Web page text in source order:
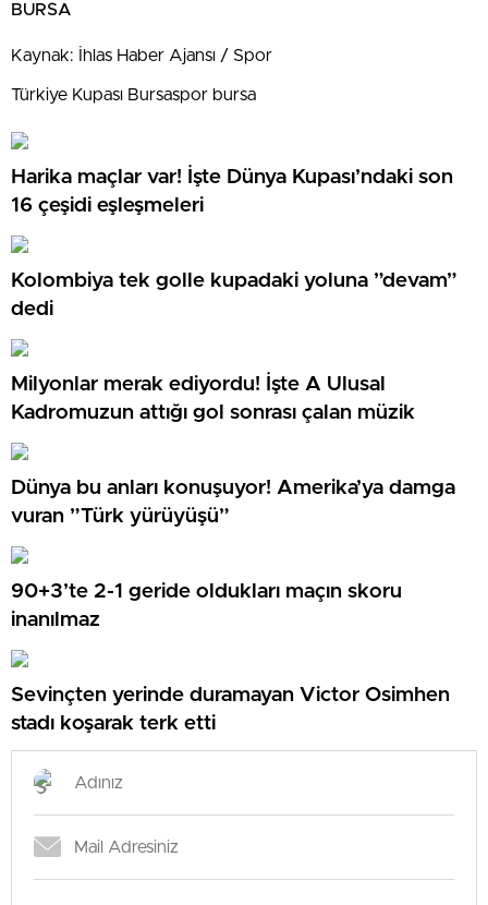
BURSA
Kaynak: İhlas Haber Ajansı / Spor
Türkiye Kupası Bursaspor bursa
Harika maçlar var! İşte Dünya Kupası’ndaki son
16 çeşidi eşleşmeleri
Kolombiya tek golle kupadaki yoluna ”devam”
dedi
Milyonlar merak ediyordu! İşte A Ulusal
Kadromuzun attığı gol sonrası çalan müzik
Dünya bu anları konuşuyor! Amerika’ya damga
vuran ”Türk yürüyüşü”
90+3’te 2-1 geride oldukları maçın skoru
inanılmaz
Sevinçten yerinde duramayan Victor Osimhen
stadı koşarak terk etti